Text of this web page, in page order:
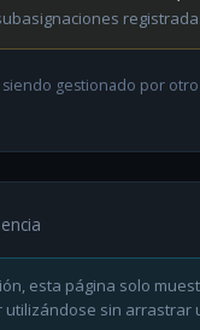
gestionado por
esta página solo
sin